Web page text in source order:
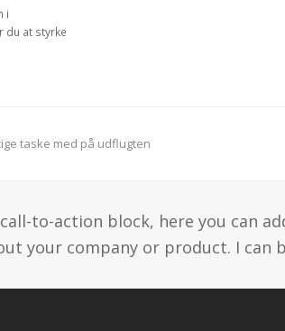
i
du at styrke
taske med på udflugten
to-action block, here you can
your company or product. I can